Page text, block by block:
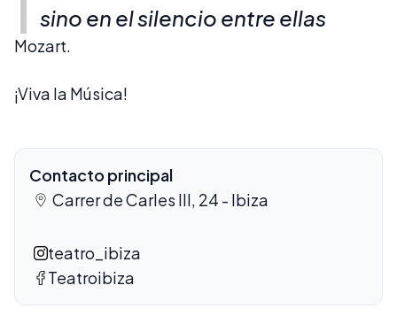
sino en el silencio entre ellas
Mozart.
¡Viva la Música!
Contacto principal
Carrer de Carles III, 24 - Ibiza
teatro_ibiza
Teatroibiza